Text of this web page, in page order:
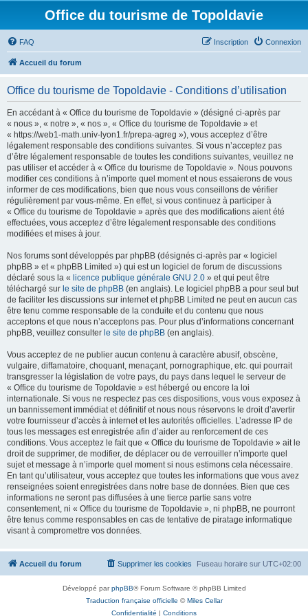
Office du tourisme de Topoldavie
FAQ Connexion
Inscription
Accueil du forum
Office du tourisme de Topoldavie - Conditions d’utilisation
En accédant à « Office du tourisme de Topoldavie » (désigné ci-après par
« nous », « notre », « nos », « Office du tourisme de Topoldavie » et
« https://web1-math.univ-lyon1.fr/prepa-agreg »), vous acceptez d’être
légalement responsable des conditions suivantes. Si vous n’acceptez pas
d’être légalement responsable de toutes les conditions suivantes, veuillez ne
pas utiliser et accéder à « Office du tourisme de Topoldavie ». Nous pouvons
modifier ces conditions à n’importe quel moment et nous essaierons de vous
informer de ces modifications, bien que nous vous conseillons de vérifier
régulièrement par vous-même. En effet, si vous continuez à participer à
« Office du tourisme de Topoldavie » après que des modifications aient été
effectuées, vous acceptez d’être légalement responsable des conditions
modifiées et mises à jour.
Nos forums sont développés par phpBB (désignés ci-après par « logiciel
phpBB » et « phpBB Limited ») qui est un logiciel de forum de discussions
déclaré sous la « licence publique générale GNU 2.0 » et qui peut être
téléchargé sur le site de phpBB (en anglais). Le logiciel phpBB a pour seul but
de faciliter les discussions sur internet et phpBB Limited ne peut en aucun cas
être tenu comme responsable de la conduite et du contenu que nous
acceptons et que nous n’acceptons pas. Pour plus d’informations concernant
phpBB, veuillez consulter le site de phpBB (en anglais).
Vous acceptez de ne publier aucun contenu à caractère abusif, obscène,
vulgaire, diffamatoire, choquant, menaçant, pornographique, etc. qui pourrait
transgresser la législation de votre pays, du pays dans lequel le serveur de
« Office du tourisme de Topoldavie » est hébergé ou encore la loi
internationale. Si vous ne respectez pas ces dispositions, vous vous exposez à
un bannissement immédiat et définitif et nous nous réservons le droit d’avertir
votre fournisseur d’accès à internet et les autorités officielles. L’adresse IP de
tous les messages est enregistrée afin d’aider au renforcement de ces
conditions. Vous acceptez le fait que « Office du tourisme de Topoldavie » ait le
droit de supprimer, de modifier, de déplacer ou de verrouiller n’importe quel
sujet et message à n’importe quel moment si nous estimons cela nécessaire.
En tant qu’utilisateur, vous acceptez que toutes les informations que vous avez
renseignées soient enregistrées dans notre base de données. Bien que ces
informations ne seront pas diffusées à une tierce partie sans votre
consentement, ni « Office du tourisme de Topoldavie », ni phpBB, ne pourront
être tenus comme responsables en cas de tentative de piratage informatique
visant à compromettre vos données.
Accueil du forum Fuseau horaire sur UTC+02:00
Supprimer les cookies
Développé parphpBB® Forum Software © phpBB Limited
Traduction française officielle ©Miles Cellar
Confidentialité | Conditions